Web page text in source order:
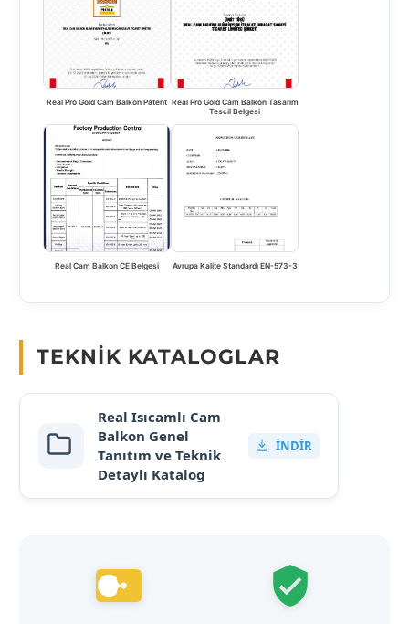
Real Pro Gold Cam Balkon Patent Real Pro Gold Cam Balkon Tasarım
Tescil Belgesi
Real Cam Balkon CE Belgesi Avrupa Kalite Standardı EN-573-3
TEKNIK KATALOGLAR
Real Isıcamlı Cam
Balkon Genel
Tanıtım ve Teknik
Detaylı Katalog
İNDIR